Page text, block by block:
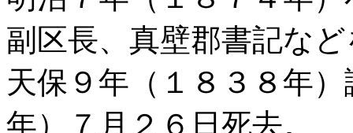
副区長、真壁郡書記な
天保９年（１８３８年
年）７月２６日死去。